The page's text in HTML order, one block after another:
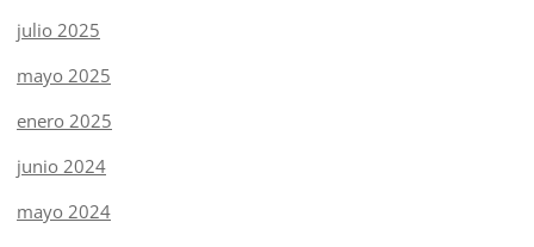
julio 2025
mayo 2025
enero 2025
junio 2024
mayo 2024